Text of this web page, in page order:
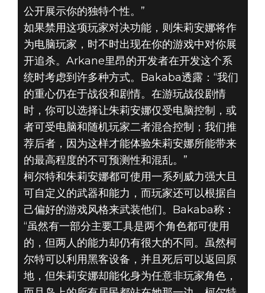
公开展示你的独特个性。”
如果禁用这项玩家对决功能，则朱莉安娜将作
为电脑玩家，时不时出现在你的游戏中对你展
开追杀。Arkane里昂的开发者在开发这个系
统时考虑到许多种方式。Bakaba透露：“我们
的重心仍在于战役和剧情。在游玩战役剧情
时，你可以选择让朱莉安娜仅受电脑控制，或
者可受电脑和随机玩家二者混合控制；我们推
荐后者，因为这样才能体验朱莉安娜所能带来
的最高程度的不可预测性和混乱。”
柯尔特和朱莉安娜都可使用一系列威力强大且
可自定义的武器和能力，而玩家还可以根据自
己偏好的游戏风格来武装他们。Bakaba称：
“虽然有一部分主要工具是两个角色都可使用
的，但两人的能力却仍有很大的不同。虽然柯
尔特可以利用黑客设备，并且死后可以返回原
地，但朱莉安娜却能化身为任意非玩家角色，